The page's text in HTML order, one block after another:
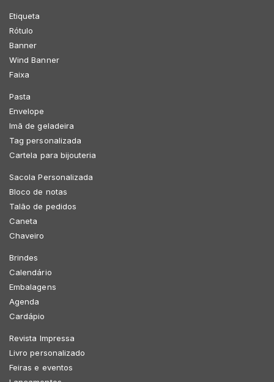
Etiqueta
Rótulo
Banner
Wind Banner
Faixa
Pasta
Envelope
Imã de geladeira
Tag personalizada
Cartela para bijouteria
Sacola Personalizada
Bloco de notas
Talão de pedidos
Caneta
Chaveiro
Brindes
Calendário
Embalagens
Agenda
Cardápio
Revista Impressa
Livro personalizado
Feiras e eventos